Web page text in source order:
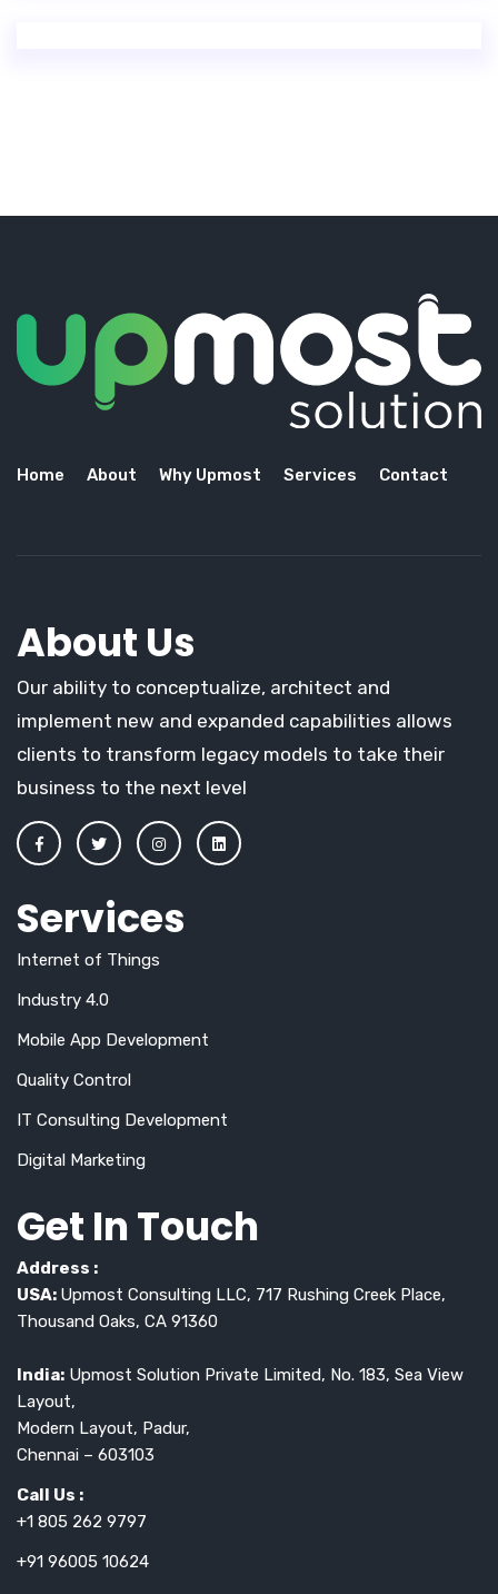
Home About Why Upmost Services Contact
About Us
Our ability to conceptualize, architect and
implement new and expanded capabilities allows
clients to transform legacy models to take their
business to the next level
Services
Internet of Things
Industry 4.0
Mobile App Development
Quality Control
IT Consulting Development
Digital Marketing
Get In Touch
Address :
USA: Upmost Consulting LLC, 717 Rushing Creek Place,
Thousand Oaks, CA 91360
India: Upmost Solution Private Limited, No. 183, Sea View
Layout,
Modern Layout, Padur,
Chennai – 603103
Call Us :
+1 805 262 9797
+91 96005 10624